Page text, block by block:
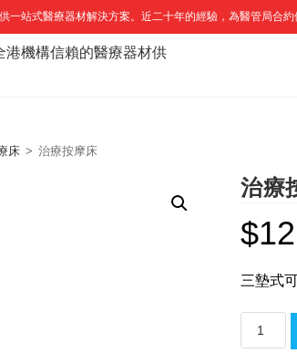
一站式醫療器材解決方案。近二十年的經驗，為醫管局合
床 > 治療按摩床
治療
$
三墊式
療